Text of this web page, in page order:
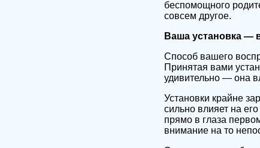
беспомощного
совсем другое.
Ваша установка —
Способ вашего
Принятая вами
удивительно — она
Установки крайне
сильно влияет на
прямо в глаза
внимание на то